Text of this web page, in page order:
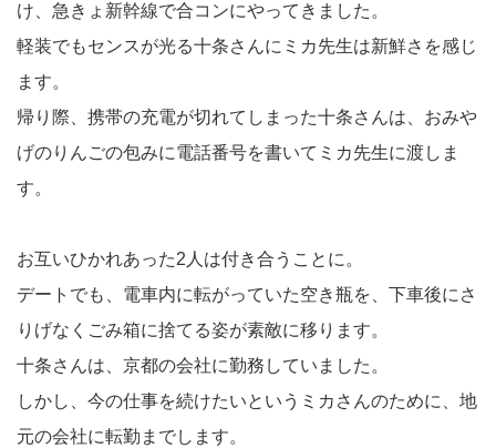
け、急きょ新幹線で合コンにやってきました。
軽装でもセンスが光る十条さんにミカ先生は新鮮さを感じ
ます。
帰り際、携帯の充電が切れてしまった十条さんは、おみや
げのりんごの包みに電話番号を書いてミカ先生に渡しま
す。
お互いひかれあった2人は付き合うことに。
デートでも、電車内に転がっていた空き瓶を、下車後にさ
りげなくごみ箱に捨てる姿が素敵に移ります。
十条さんは、京都の会社に勤務していました。
しかし、今の仕事を続けたいというミカさんのために、地
元の会社に転勤までします。